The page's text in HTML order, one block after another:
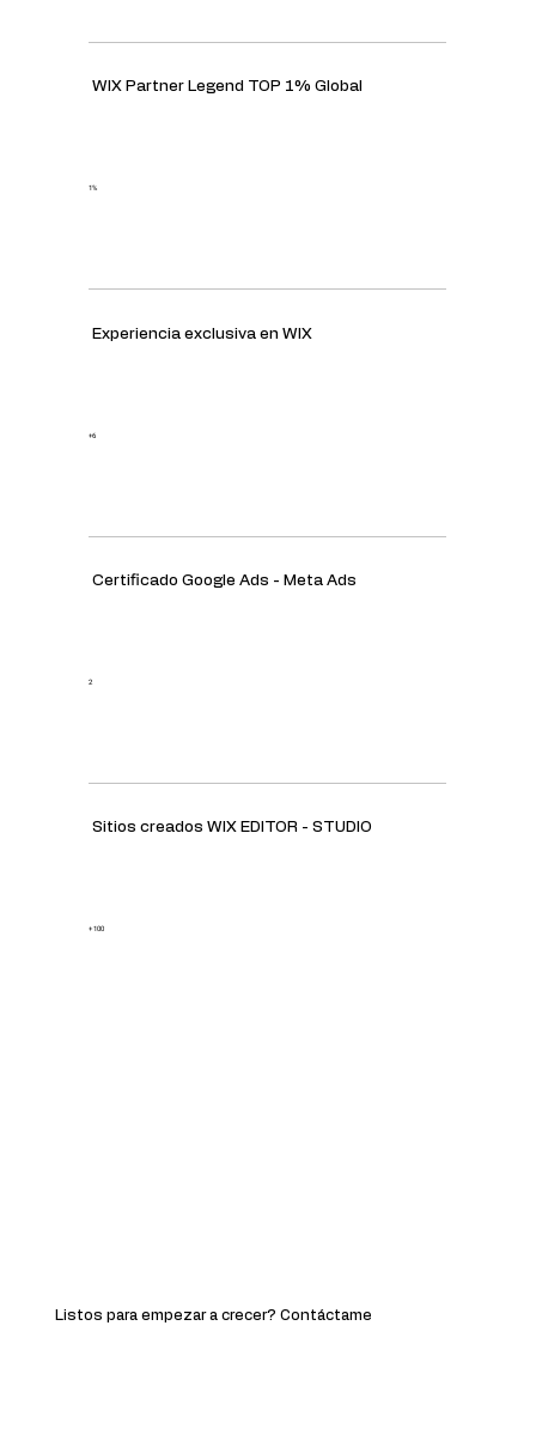
WIX Partner Legend TOP 1% Global
1%
Experiencia exclusiva en WIX
+6
Certificado Google Ads - Meta Ads
2
Sitios creados WIX EDITOR - STUDIO
+ 100
Listos para empezar a crecer? Contáctame